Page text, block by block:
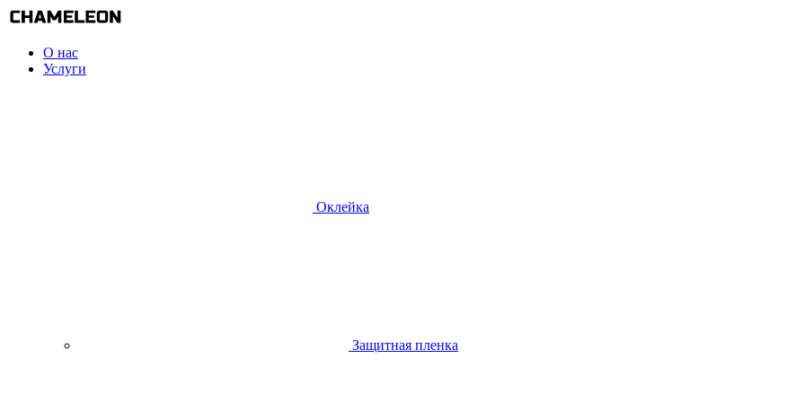
О нас
Услуги
Оклейка
Защитная пленка